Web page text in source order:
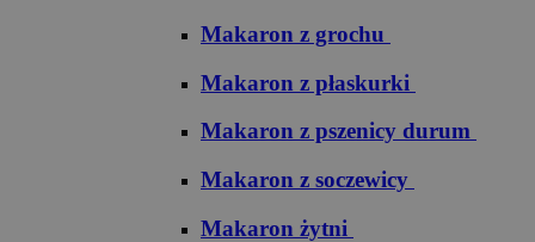
Makaron z grochu
Makaron z płaskurki
Makaron z pszenicy durum
Makaron z soczewicy
Makaron żytni